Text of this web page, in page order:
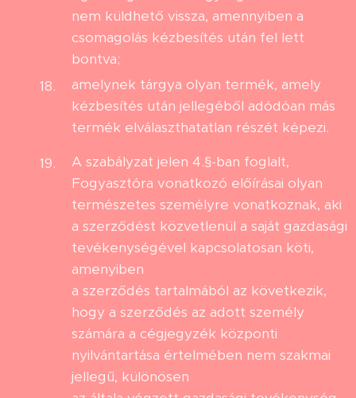
nem küldhető vissza, amennyiben a
csomagolás kézbesítés után fel lett
bontva;
amelynek tárgya olyan termék, amely
kézbesítés után jellegéből adódóan más
termék elválaszthatatlan részét képezi.
A szabályzat jelen 4.§-ban foglalt,
Fogyasztóra vonatkozó előírásai olyan
természetes személyre vonatkoznak, aki
a szerződést közvetlenül a saját gazdasági
tevékenységével kapcsolatosan köti,
amenyiben
a szerződés tartalmából az következik,
hogy a szerződés az adott személy
számára a cégjegyzék központi
nyilvántartása értelmében nem szakmai
jellegű, különösen